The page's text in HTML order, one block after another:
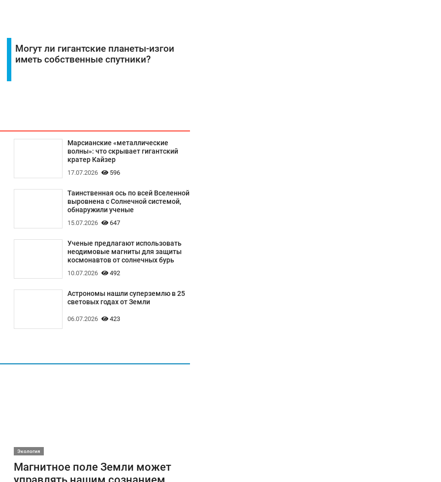
Могут ли гигантские планеты-изгои
иметь собственные спутники?
Марсианские «металлические
волны»: что скрывает гигантский
кратер Кайзер
17.07.2026 596
Таинственная ось по всей Вселенной
выровнена с Солнечной системой,
обнаружили ученые
15.07.2026 647
Ученые предлагают использовать
неодимовые магниты для защиты
космонавтов от солнечных бурь
10.07.2026 492
Астрономы нашли суперземлю в 25
световых годах от Земли
06.07.2026 423
Экология
Магнитное поле Земли может
управлять нашим сознанием,